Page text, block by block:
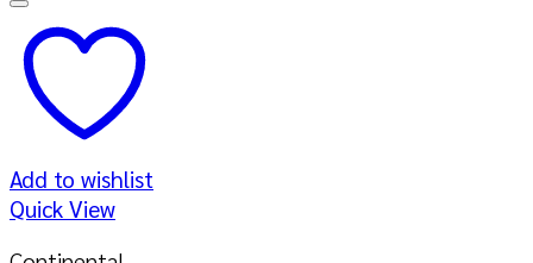
Add to wishlist
Quick View